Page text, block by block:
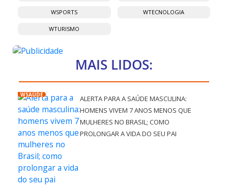
WSPORTS WTECNOLOGIA
WTURISMO
MAIS LIDOS:
WSAÚDE
ALERTA PARA A SAÚDE MASCULINA:
HOMENS VIVEM 7 ANOS MENOS QUE
MULHERES NO BRASIL; COMO
PROLONGAR A VIDA DO SEU PAI